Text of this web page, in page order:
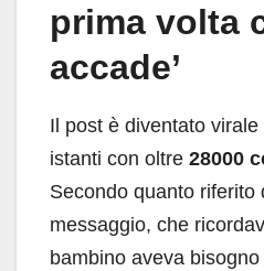
prima volta
accade’
Il post è diventato
istanti con oltre 28000
Secondo quanto riferito
messaggio, che
bambino aveva